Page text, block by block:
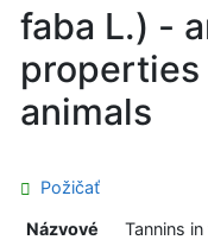
faba L.) -
animals
Požičať
Názvové
Tannins